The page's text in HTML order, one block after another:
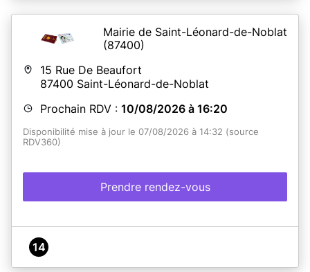
Mairie de Saint-Léonard-de-Noblat
(87400)
15 Rue De Beaufort
87400 Saint-Léonard-de-Noblat
Prochain RDV : 10/08/2026 à 16:20
Disponibilité mise à jour le 07/08/2026 à 14:32 (source
RDV360)
Prendre rendez-vous
14